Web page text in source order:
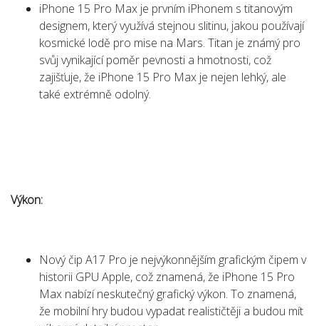
iPhone 15 Pro Max je prvním iPhonem s titanovým
designem, který využívá stejnou slitinu, jakou používají
kosmické lodě pro mise na Mars. Titan je známý pro
svůj vynikající poměr pevnosti a hmotnosti, což
zajišťuje, že iPhone 15 Pro Max je nejen lehký, ale
také extrémně odolný.
Výkon:
Nový čip A17 Pro je nejvýkonnějším grafickým čipem v
historii GPU Apple, což znamená, že iPhone 15 Pro
Max nabízí neskutečný grafický výkon. To znamená,
že mobilní hry budou vypadat realističtěji a budou mít